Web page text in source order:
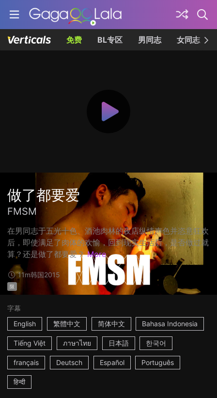
免费 BL专区 男同志 女同志
做了都要爱
FMSM
在男同志于五光十色、酒池肉林的夜店纵情声色并恣意狂欢
后，即使满足了肉体的欢愉，回到现实生活后，是否做过就
算？还是做了都要爱？ More
11m韩国2015
限
字幕
English
繁體中文 简体中文 Bahasa Indonesia
Tiếng Việt ภาษาไทย 日本語 한국어
français Deutsch Español Português
हिन्दी